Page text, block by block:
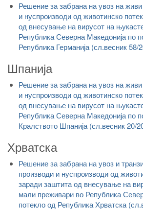
Решение за забрана на увоз на
и нуспроизводи од животинско
од внесување на вирусот на
Република Северна Македонија по
Република Германија (сл.весник 58/
Шпанија
Решение за забрана на увоз на
и нуспроизводи од животинско
од внесување на вирусот на
Република Северна Македонија по
Кралството Шпанија (сл.весник 20/
Хрватска
Решение за забрана на увоз и
производи и нуспроизводи од
заради заштита од внесување на
мали преживари во Република
потекло од Република Хрватска